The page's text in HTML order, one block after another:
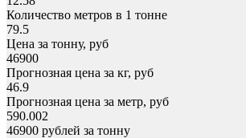
Количество метров в 1 тонне
79.5
Цена за тонну, руб
46900
Прогнозная цена за кг, руб
46.9
Прогнозная цена за метр, руб
590.002
46900 рублей за тонну